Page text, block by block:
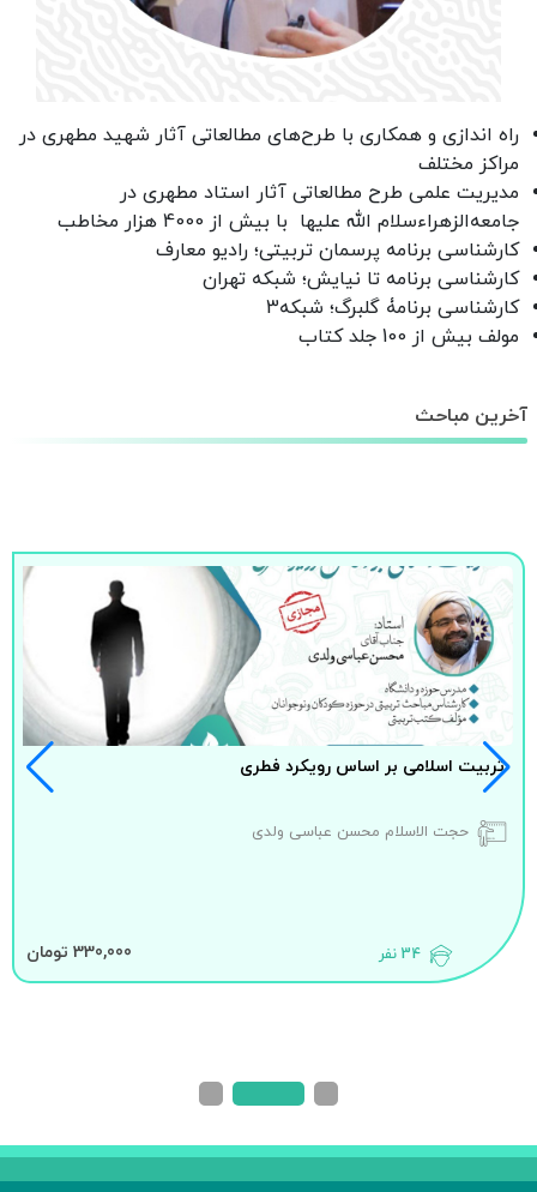
راه اندازی و همکاری با طرح‌های مطالعاتی آثار شهيد مطهری در
مراکز مختلف
مدیریت علمی طرح مطالعاتی آثار استاد مطهری در
جامعه‌الزهراءسلام الله علیها با بیش از 4000 هزار مخاطب
کارشناسی برنامه پرسمان تربیتی؛ رادیو معارف
کارشناسی برنامه تا نیایش؛ شبکه تهران
کارشناسی برنامۀ گلبرگ؛ شبکه3
مولف بیش از 100 جلد کتاب
آخرین مباحث
تربیت اسلامی بر اساس رویکرد فطری
حجت الاسلام محسن عباسی ولدی
330,000 تومان 34 نفر